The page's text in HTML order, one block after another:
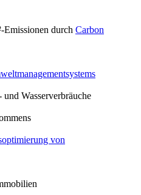
Emissionen durch Carbon
Wasserverbräuche
von